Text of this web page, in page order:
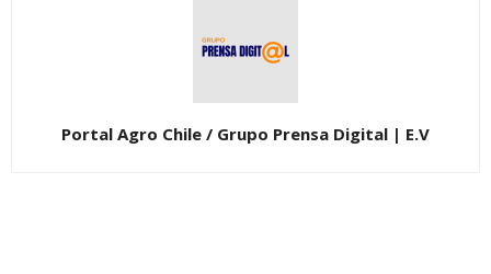
Portal Agro Chile / Grupo Prensa Digital | E.V